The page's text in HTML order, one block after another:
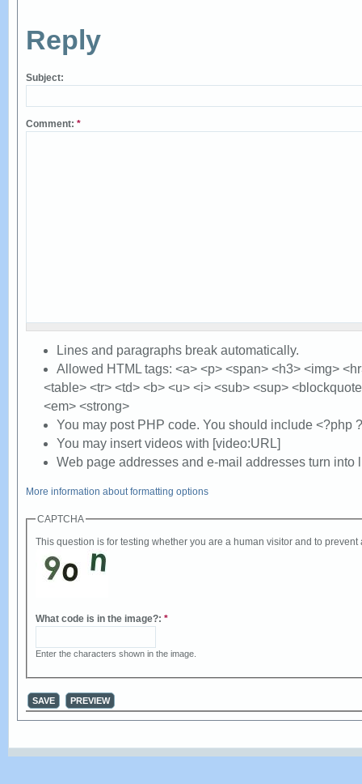
Reply
Subject:
Comment: *
Lines and paragraphs break automatically.
Allowed HTML tags: <a> <p> <span> <h3> <img>
<table> <tr> <td> <b> <u> <i> <sub> <sup>
<em> <strong>
You may post PHP code. You should include <?php
You may insert videos with [video:URL]
Web page addresses and e-mail addresses turn into
More information about formatting options
CAPTCHA
This question is for testing whether you are a human visitor and to
What code is in the image?: *
Enter the characters shown in the image.